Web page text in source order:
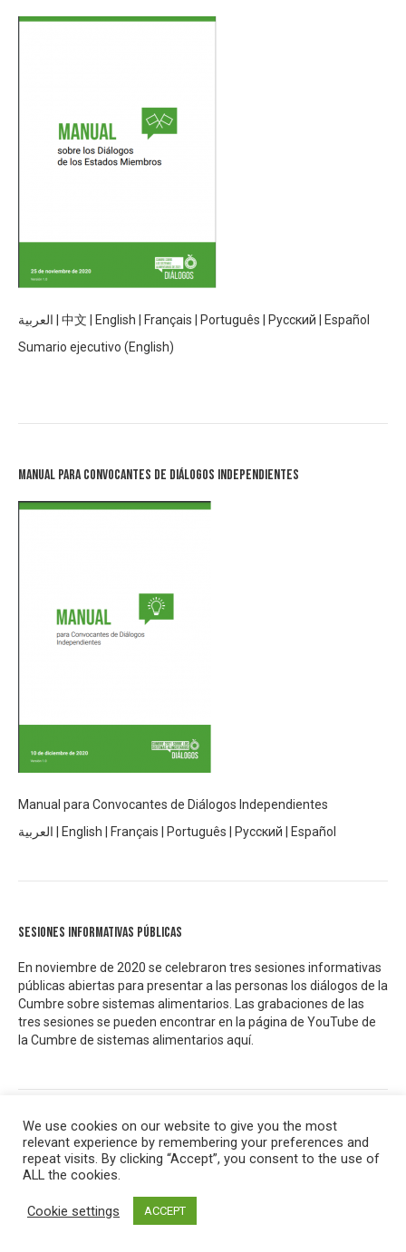
العربية 中文 English Français Português Русский
Español
Sumario ejecutivo (English)
Manual para Convocantes de Diálogos Independientes
Manual para Convocantes de Diálogos Independientes
العربية
English Français Português Русский Español
Sesiones informativas públicas
En noviembre de 2020 se celebraron tres sesiones informativas
públicas abiertas para presentar a las personas los diálogos de la
Cumbre sobre sistemas alimentarios. Las grabaciones de las
tres sesiones se pueden encontrar en la página de YouTube de
la Cumbre de sistemas alimentarios aquí.
Concertations Indépendantes – Rapport de synthèse 3
We use cookies on our website to give you the most
relevant experience by remembering your preferences and
repeat visits. By clicking “Accept”, you consent to the use of
ALL the cookies.
Cookie settings ACCEPT